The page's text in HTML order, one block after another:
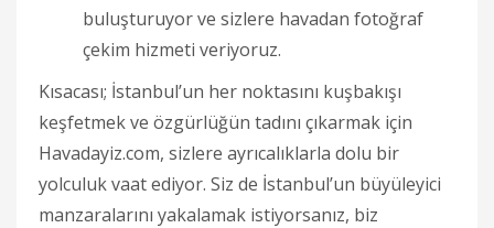
buluşturuyor ve sizlere havadan fotoğraf
çekim hizmeti veriyoruz.
Kısacası; İstanbul’un her noktasını kuşbakışı
keşfetmek ve özgürlüğün tadını çıkarmak için
Havadayiz.com, sizlere ayrıcalıklarla dolu bir
yolculuk vaat ediyor. Siz de İstanbul’un büyüleyici
manzaralarını yakalamak istiyorsanız, biz